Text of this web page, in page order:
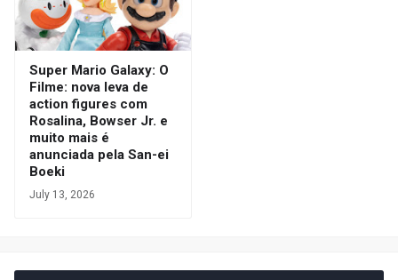
Super Mario Galaxy: O
Filme: nova leva de
action figures com
Rosalina, Bowser Jr. e
muito mais é
anunciada pela San-ei
Boeki
July 13, 2026